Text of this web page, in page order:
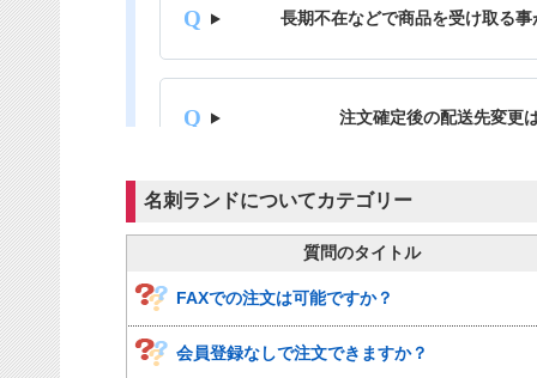
名刺ランドについてカテゴリー
質問のタイトル
FAXでの注文は可能ですか？
会員登録なしで注文できますか？